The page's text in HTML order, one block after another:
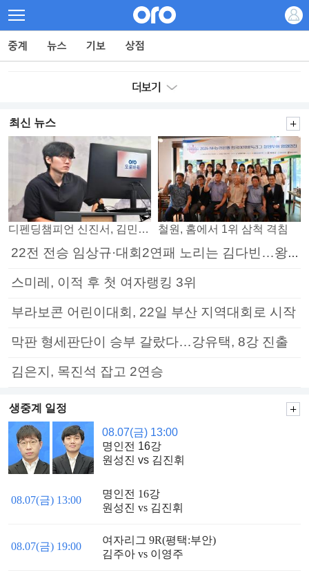
최신 뉴스
디펜딩챔피언 신진서, 김민석 꺾고 8강으로 철원, 홈에서 1위 삼척 격침
22전 전승 임상규·대회2연패 노리는 김다빈…왕중왕전 16강 7일부터
스미레, 이적 후 첫 여자랭킹 3위
부라보콘 어린이대회, 22일 부산 지역대회로 시작
막판 형세판단이 승부 갈랐다…강유택, 8강 진출
김은지, 목진석 잡고 2연승
생중계 일정
08.07(금) 13:00
명인전 16강
원성진 vs 김진휘
08.07(금) 13:00
명인전 16강
원성진 vs 김진휘
08.07(금) 19:00
여자리그 9R(평택:부안)
김주아 vs 이영주